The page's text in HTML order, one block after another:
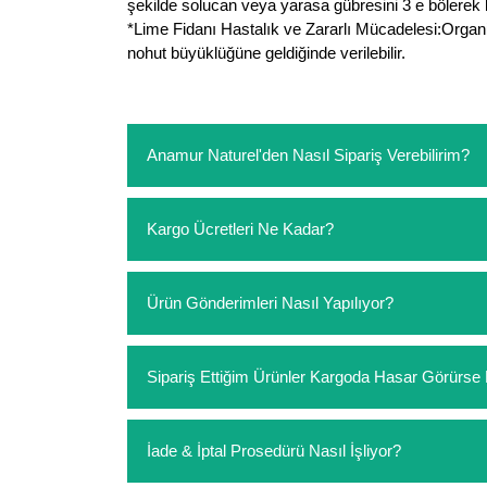
şekilde solucan veya yarasa gübresini 3 e bölerek
*Lime Fidanı Hastalık ve Zararlı
nohut büyüklüğüne geldiğinde verilebilir.
Anamur Naturel'den Nasıl Sipariş Verebilirim?
sipariş verebilirsiniz. Sitemizden vereceğiniz
ödeme yoktur.
Kargo Ücretleri Ne Kadar?
siparişlerinizde sepetinizdeki ürünleri
Ürün Gönderimleri Nasıl Yapılıyor?
Sipariş Ettiğim Ürünler Kargoda Hasar
hasar görmüş ise hemen bizimle iletişime
İade & İptal Prosedürü Nasıl İşliyor?